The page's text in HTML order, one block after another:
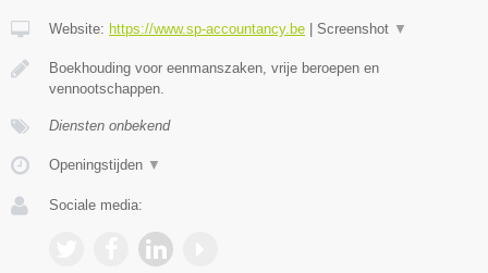
Website: https://www.sp-accountancy.be Screenshot ▼
Boekhouding voor eenmanszaken, vrije beroepen en
vennootschappen.
Diensten onbekend
Openingstijden ▼
Sociale media: